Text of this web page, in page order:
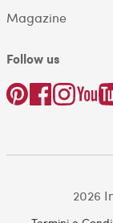
Magazine
Follow us
2026